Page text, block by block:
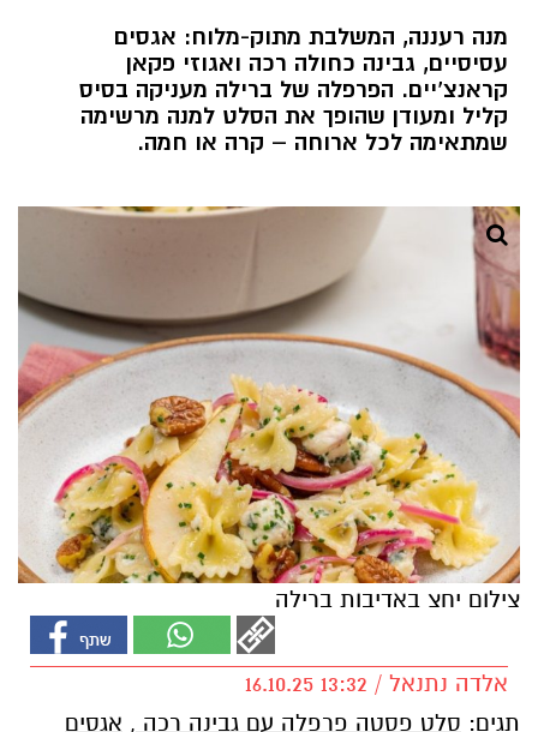
מנה רעננה, המשלבת מתוק-מלוח: אגסים
עסיסיים, גבינה כחולה רכה ואגוזי פקאן
קראנצ’יים. הפרפלה של ברילה מעניקה בסיס
קליל ומעודן שהופך את הסלט למנה מרשימה
שמתאימה לכל ארוחה – קרה או חמה.
צילום יחצ באדיבות ברילה
אלדה נתנאל / 13:32 16.10.25
תגים: סלט פסטה פרפלה עם גבינה רכה , אגסים